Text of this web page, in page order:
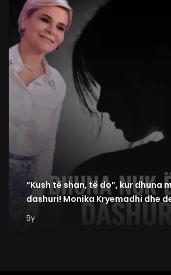
“Kush të shan, të do”, kur dhuna
dashuri! Monika Kryemadhi dhe
By